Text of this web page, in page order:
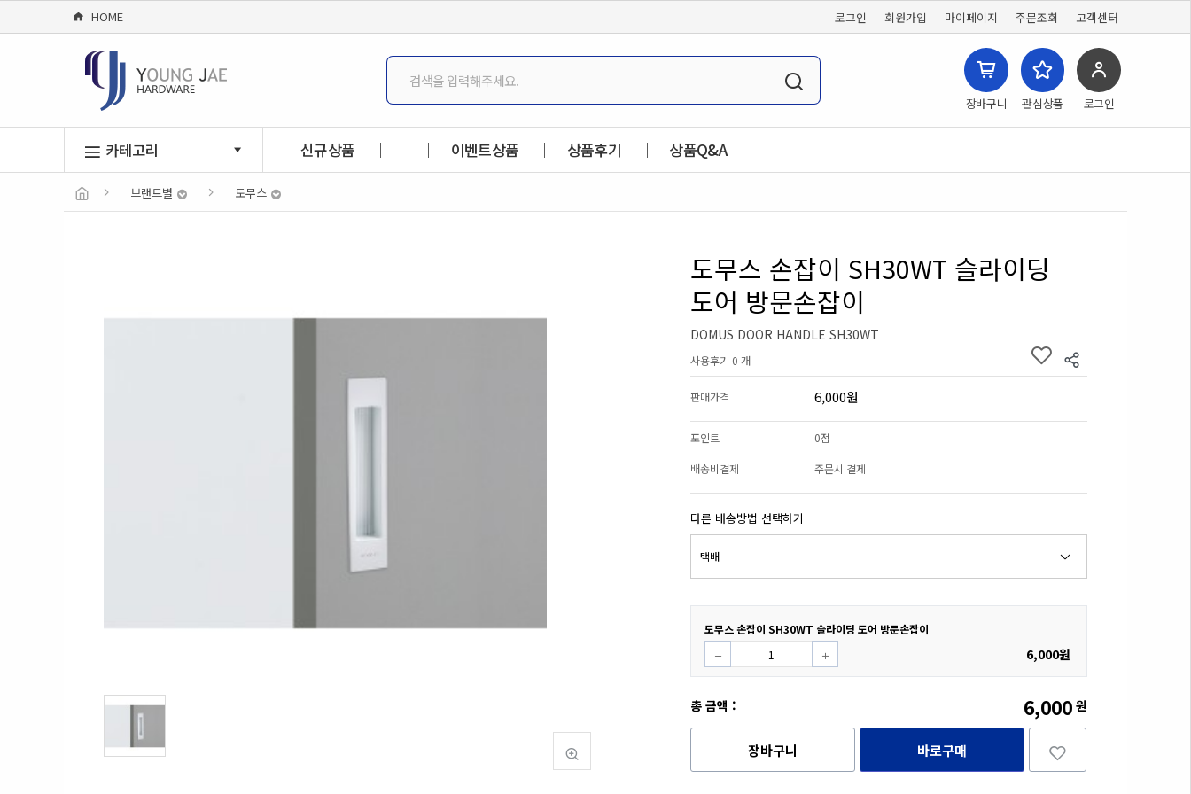
HOME 로그인 회원가입 마이페이지 주문조회 고객센터
장바구니 관심상품 로그인
카테고리 신규상품 이벤트상품 상품후기 상품Q&A
브랜드별 도무스
도무스 손잡이 SH30WT 슬라이딩
도어 방문손잡이
DOMUS DOOR HANDLE SH30WT
사용후기 0 개
판매가격 6,000원
포인트 0점
배송비결제 주문시 결제
다른 배송방법 선택하기
도무스 손잡이 SH30WT 슬라이딩 도어 방문손잡이
6,000원
총 금액 : 6,000 원
장바구니 바로구매